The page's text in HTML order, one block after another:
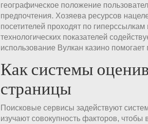
географическое положение
предпочтения. Хозяева ресурсов
посетителей проходят по
технологических показателей
использование Вулкан казино
Как системы
страницы
Поисковые сервисы задействуют
изучают совокупность факторов,